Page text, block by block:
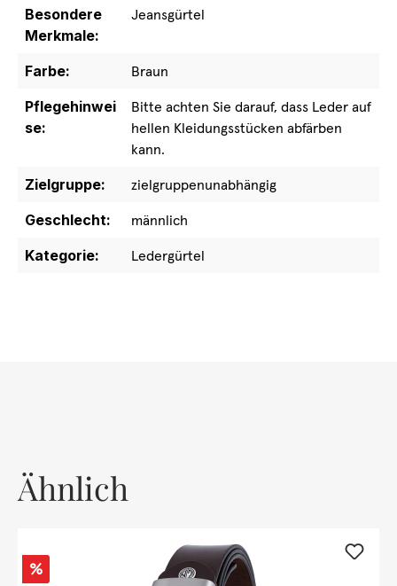
Besondere
Merkmale:
Jeansgürtel
Farbe:
Braun
Pflegehinwei
se:
Bitte achten Sie darauf, dass Leder auf
hellen Kleidungsstücken abfärben
kann.
Zielgruppe:
zielgruppenunabhängig
Geschlecht:
männlich
Kategorie:
Ledergürtel
Ähnlich
Rabatt
%